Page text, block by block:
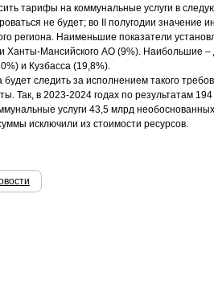
тарифы на коммунальные услуги в
не будет; во II полугодии значение
региона. Наименьшие показатели
Ханты-Мансийского АО (9%). Наибольшие –
и Кузбасса (19,8%).
следить за исполнением такого
Так, в 2023-2024 годах по результатам
услуги 43,5 млрд
исключили из стоимости ресурсов.